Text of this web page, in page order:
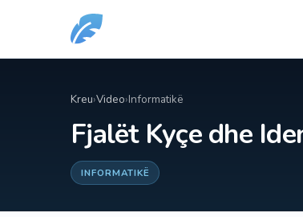
Kreu›Video›Informatikë
Fjalët Kyçe dhe
INFORMATIKË